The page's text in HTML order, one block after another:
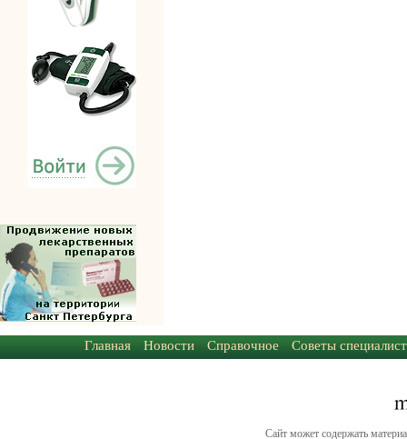
Главная Новости Справочное Советы
Сайт может содержать